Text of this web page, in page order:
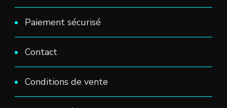
Paiement sécurisé
Contact
Conditions de vente